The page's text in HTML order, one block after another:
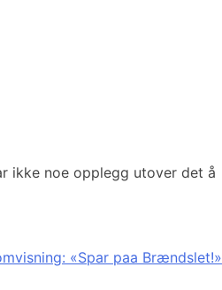
ikke noe opplegg utover det å
«Spar paa Brændslet!»